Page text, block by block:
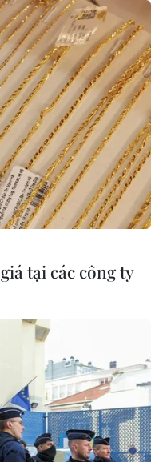
tại các công ty